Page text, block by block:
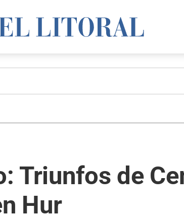
Triunfos de
Hur